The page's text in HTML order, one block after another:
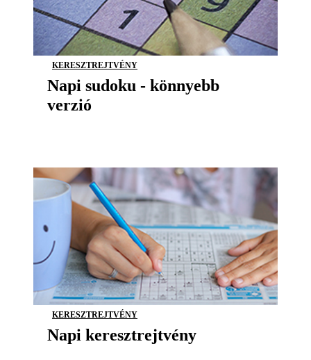
KERESZTREJTVÉNY
Napi sudoku - könnyebb
verzió
KERESZTREJTVÉNY
Napi keresztrejtvény